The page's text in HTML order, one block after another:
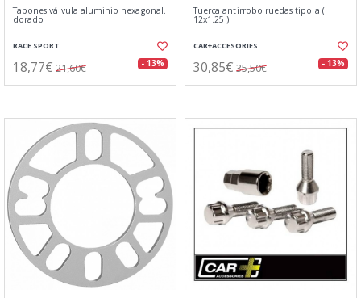
Tapones válvula aluminio hexagonal.
dorado
RACE SPORT
18,77€ 21,60€ - 13%
Tuerca antirrobo ruedas tipo a (
12x1.25 )
CAR+ACCESORIES
30,85€ 35,50€ - 13%